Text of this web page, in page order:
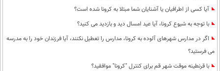
آیا کسی از اطرافیان یا آشنایان شما مبتلا به کرونا شده است؟
با توجه به شیوع کرونا، آیا عید امسال دید و بازدید می کنید؟
اگر در مدارس شهرهای آلوده به کرونا، مدارس را تعطیل نکنند، آیا فرزندان خود را به مدرسه
می فرستید؟
با قرنطینه موقت شهر قم برای کنترل "کرونا" موافقید؟